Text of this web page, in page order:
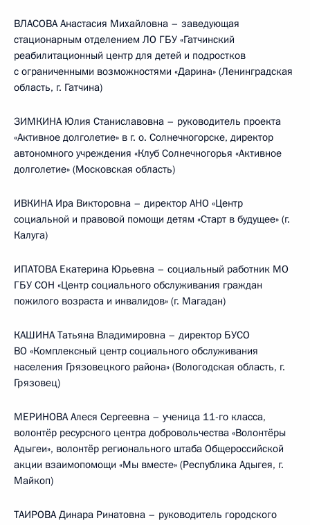
ВЛАСОВА Анастасия Михайловна – заведующая
стационарным отделением ЛО ГБУ «Гатчинский
реабилитационный центр для детей и подростков
с ограниченными возможностями «Дарина» (Ленинградская
область, г. Гатчина)
ЗИМКИНА Юлия Станиславовна – руководитель проекта
«Активное долголетие» в г. о. Солнечногорске, директор
автономного учреждения «Клуб Солнечногорья «Активное
долголетие» (Московская область)
ИВКИНА Ира Викторовна – директор АНО «Центр
социальной и правовой помощи детям «Старт в будущее» (г.
Калуга)
ИПАТОВА Екатерина Юрьевна – социальный работник МО
ГБУ СОН «Центр социального обслуживания граждан
пожилого возраста и инвалидов» (г. Магадан)
КАШИНА Татьяна Владимировна – директор БУСО
ВО «Комплексный центр социального обслуживания
населения Грязовецкого района» (Вологодская область, г.
Грязовец)
МЕРИНОВА Алеся Сергеевна – ученица 11-го класса,
волонтёр ресурсного центра добровольчества «Волонтёры
Адыгеи», волонтёр регионального штаба Общероссийской
акции взаимопомощи «Мы вместе» (Республика Адыгея, г.
Майкоп)
ТАИРОВА Динара Ринатовна – руководитель городского